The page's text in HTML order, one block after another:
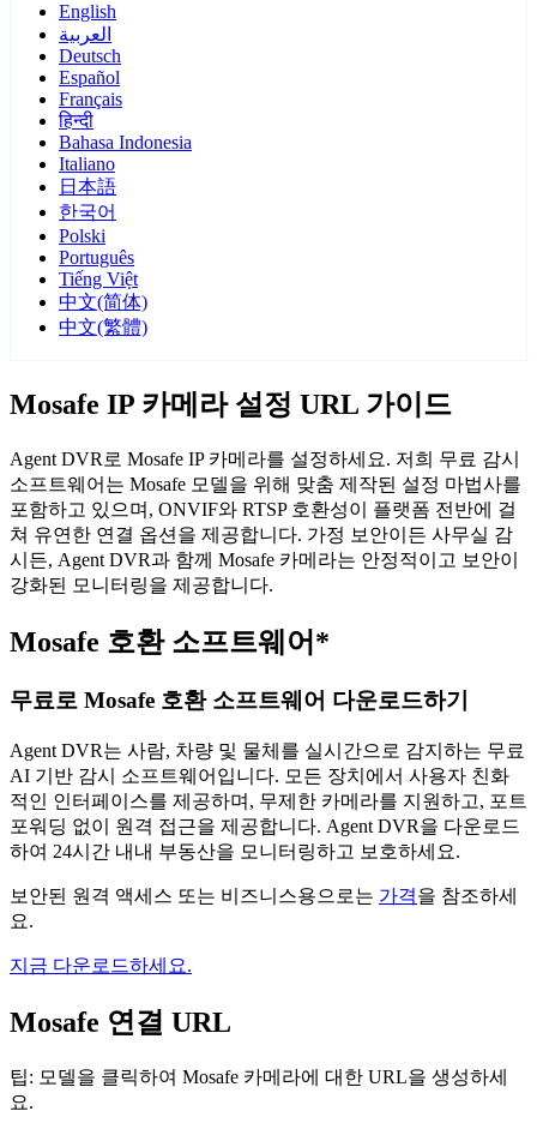
English
العربية
Deutsch
Español
Français
हिन्दी
Bahasa Indonesia
Italiano
日本語
한국어
Polski
Português
Tiếng Việt
中文(简体)
中文(繁體)
Mosafe IP 카메라 설정 URL 가이드
Agent DVR로 Mosafe IP 카메라를 설정하세요. 저희 무료 감시
소프트웨어는 Mosafe 모델을 위해 맞춤 제작된 설정 마법사를
포함하고 있으며, ONVIF와 RTSP 호환성이 플랫폼 전반에 걸
쳐 유연한 연결 옵션을 제공합니다. 가정 보안이든 사무실 감
시든, Agent DVR과 함께 Mosafe 카메라는 안정적이고 보안이
강화된 모니터링을 제공합니다.
Mosafe 호환 소프트웨어*
무료로 Mosafe 호환 소프트웨어 다운로드하기
Agent DVR는 사람, 차량 및 물체를 실시간으로 감지하는 무료
AI 기반 감시 소프트웨어입니다. 모든 장치에서 사용자 친화
적인 인터페이스를 제공하며, 무제한 카메라를 지원하고, 포트
포워딩 없이 원격 접근을 제공합니다. Agent DVR을 다운로드
하여 24시간 내내 부동산을 모니터링하고 보호하세요.
보안된 원격 액세스 또는 비즈니스용으로는 가격을 참조하세
요.
지금 다운로드하세요.
Mosafe 연결 URL
팁: 모델을 클릭하여 Mosafe 카메라에 대한 URL을 생성하세
요.